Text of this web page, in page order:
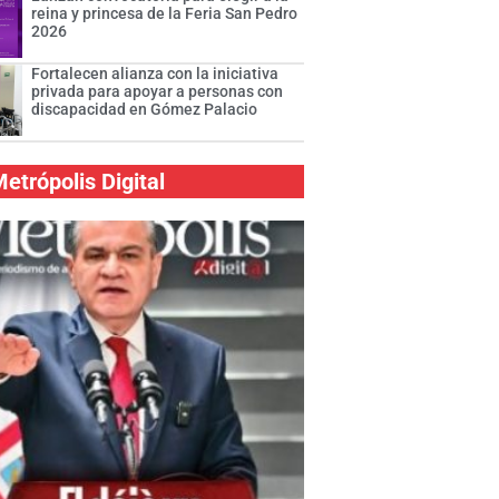
reina y princesa de la Feria San Pedro
2026
Fortalecen alianza con la iniciativa
privada para apoyar a personas con
discapacidad en Gómez Palacio
Digital